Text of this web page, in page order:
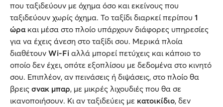
που ταξιδεύουν με όχημα όσο και εκείνους που
ταξιδεύουν χωρίς όχημα. Το ταξίδι διαρκεί περίπου 1
ώρακαι μέσα στο πλοίο υπάρχουν διάφορες υπηρεσίες
για να έχεις άνεση στο ταξίδι σου. Μερικά πλοία
διαθέτουν Wi-Fi αλλά μπορεί πετύχεις και κάποιο το
οποίο δεν έχει, οπότε εξοπλίσου με δεδομένα στο κινητό
σου. Επιπλέον, αν πεινάσεις ή διψάσεις, στο πλοίο θα
βρεις σνακ μπαρ, με μικρές λιχουδιές που θα σε
ικανοποιήσουν. Κι αν ταξιδεύεις με κατοικίδιο, δεν